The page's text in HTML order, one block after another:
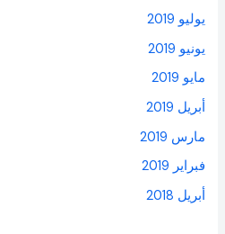
يوليو 2019
يونيو 2019
مايو 2019
أبريل 2019
مارس 2019
فبراير 2019
أبريل 2018